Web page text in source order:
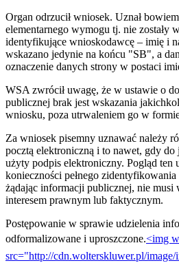
Organ odrzucił wniosek. Uznał
elementarnego wymogu tj. nie zostały
identyfikujące wnioskodawcę – imię i
wskazano jedynie na końcu "SB", a
oznaczenie danych strony w postaci
WSA zwrócił uwagę, że w ustawie o
publicznej brak jest wskazania
wniosku, poza utrwaleniem go w
Za wniosek pisemny uznawać należy
pocztą elektroniczną i to nawet, gdy do
użyty podpis elektroniczny. Pogląd ten
konieczności pełnego
żądając informacji publicznej, nie
interesem prawnym lub faktycznym.
Postępowanie w sprawie udzielenia
odformalizowane i uproszczone.<img
src="http://cdn.wolterskluwer.pl/image/